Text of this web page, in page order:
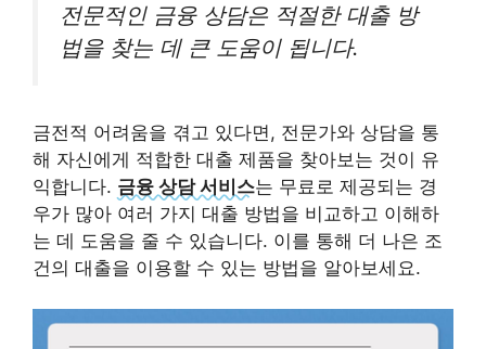
전문적인 금융 상담은 적절한 대출 방
법을 찾는 데 큰 도움이 됩니다.
금전적 어려움을 겪고 있다면, 전문가와 상담을 통
해 자신에게 적합한 대출 제품을 찾아보는 것이 유
익합니다. 금융 상담 서비스는 무료로 제공되는 경
우가 많아 여러 가지 대출 방법을 비교하고 이해하
는 데 도움을 줄 수 있습니다. 이를 통해 더 나은 조
건의 대출을 이용할 수 있는 방법을 알아보세요.